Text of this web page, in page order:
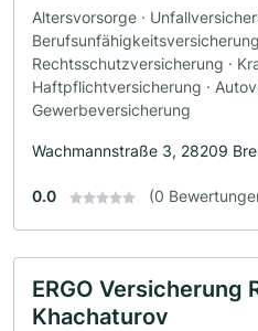
Altersvorsorge ·
Berufsunfähigkeitsversicherung
Rechtsschutzversicherung ·
Haftpflichtversicherung ·
Gewerbeversicherung
Wachmannstraße 3, 28209
0.0 (0
ERGO Versicherung
Khachaturov